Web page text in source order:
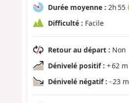
Durée moyenne : 2h 55
Difficulté : Facile
Retour au départ : Non
Dénivelé positif : + 62 m
Dénivelé négatif : - 23 m